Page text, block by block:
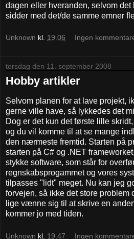
dagen eller hveranden, selvom
sidder med det/de samme emner
Unknown kl. 19.06 Ingen
torsdag den 11. september 2008
Hobby artikler
Selvom planen for at lave projekt,
gerne ville have, så lykkedes det
Dog er det kun det første lille
og du vil komme til at se mange
den nærmeste fremtid. Starten på
starten på C# og .NET
stykke software, som står for
regnskabsprogammet og vores
tilpasses "lidt" meget. Nu kan jeg
forvejen, så ikke det store problem
lige vænne sig til at skrive en
kommer jo med tiden.
Unknown kl. 19.47 Ingen